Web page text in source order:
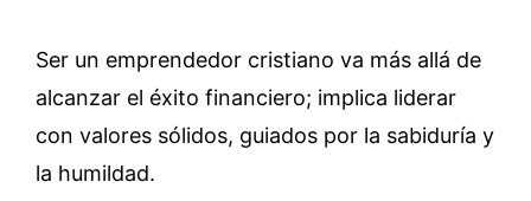
Ser un emprendedor cristiano va más allá de
alcanzar el éxito financiero; implica liderar
con valores sólidos, guiados por la sabiduría y
la humildad.